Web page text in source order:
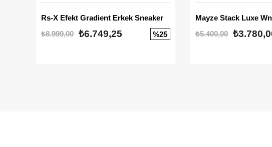
Rs-X Efekt Gradient Erkek Sneaker
₺8.999,00 ₺6.749,25 %25
₺5.400,00